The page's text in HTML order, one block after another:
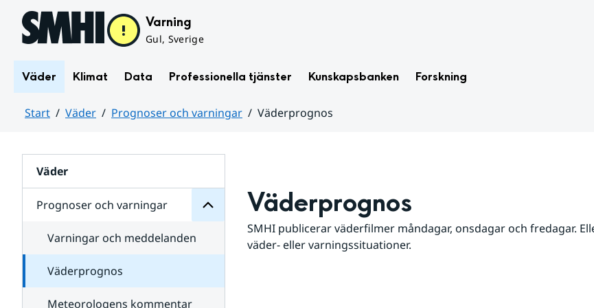
Hoppa till sidans innehåll Varning
Gul, Sverige
Väder Klimat Data Professionella tjänster Kunskapsbanken Forskning
Start Väder Prognoser och varningar
Väderprognos
Väder
Prognoser och varningar
för
varningar
Varningar och meddelanden
Väderprognos
Meteorologens kommentar
Väderprognos
SMHI publicerar väderfilmer måndagar, onsdagar och fredagar.
väder- eller varningssituationer.